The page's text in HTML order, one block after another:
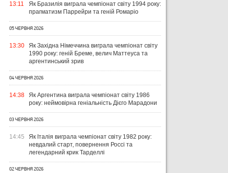
13:11
Як Бразилія виграла чемпіонат світу 1994 року:
прагматизм Паррейри та геній Ромаріо
05 ЧЕРВНЯ 2026
13:30
Як Західна Німеччина виграла чемпіонат світу
1990 року: геній Бреме, велич Маттеуса та
аргентинський зрив
04 ЧЕРВНЯ 2026
14:38
Як Аргентина виграла чемпіонат світу 1986
року: неймовірна геніальність Дієго Марадони
03 ЧЕРВНЯ 2026
14:45
Як Італія виграла чемпіонат світу 1982 року:
невдалий старт, повернення Россі та
легендарний крик Тарделлі
02 ЧЕРВНЯ 2026